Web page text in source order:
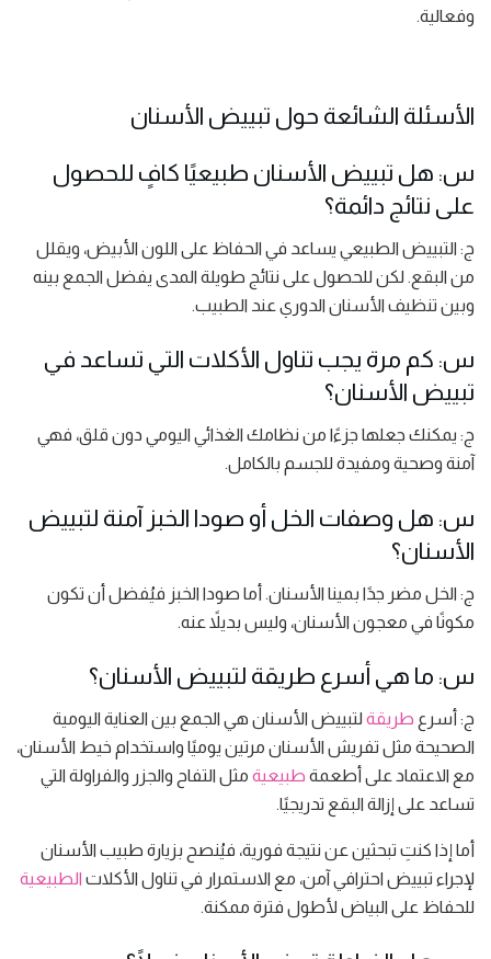
وفعالية.
الأسئلة الشائعة حول تبييض الأسنان
س: هل تبييض الأسنان طبيعيًا كافٍ للحصول
على نتائج دائمة؟
ج: التبييض الطبيعي يساعد في الحفاظ على اللون الأبيض، ويقلل
من البقع. لكن للحصول على نتائج طويلة المدى يفضل الجمع بينه
وبين تنظيف الأسنان الدوري عند الطبيب.
س: كم مرة يجب تناول الأكلات التي تساعد في
تبييض الأسنان؟
ج: يمكنك جعلها جزءًا من نظامك الغذائي اليومي دون قلق، فهي
آمنة وصحية ومفيدة للجسم بالكامل.
س: هل وصفات الخل أو صودا الخبز آمنة لتبييض
الأسنان؟
ج: الخل مضر جدًا بمينا الأسنان. أما صودا الخبز فيُفضل أن تكون
مكونًا في معجون الأسنان، وليس بديلاً عنه.
س: ما هي أسرع طريقة لتبييض الأسنان؟
ج: أسرع طريقة لتبييض الأسنان هي الجمع بين العناية اليومية
الصحيحة مثل تفريش الأسنان مرتين يوميًا واستخدام خيط الأسنان،
مع الاعتماد على أطعمة طبيعية مثل التفاح والجزر والفراولة التي
تساعد على إزالة البقع تدريجيًا.
أما إذا كنتِ تبحثين عن نتيجة فورية، فيُنصح بزيارة طبيب الأسنان
لإجراء تبييض احترافي آمن، مع الاستمرار في تناول الأكلات الطبيعية
للحفاظ على البياض لأطول فترة ممكنة.